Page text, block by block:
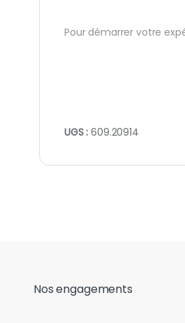
Pour démarrer votre
UGS :609.20914
Nos engagements